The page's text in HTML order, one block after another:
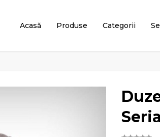
Acasă Produse Categorii